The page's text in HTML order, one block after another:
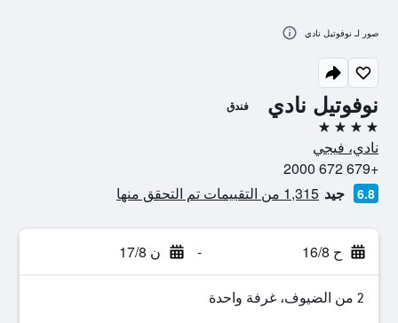
نوفوتيل نادي فندق
4 نجوم
نادي، فيجي
+679 672 2000
6.8 جيد 1,315 من التقييمات تم التحقق منها
ح 16/8 - ن 17/8
2 من الضيوف، غرفة واحدة
صور لـ نوفوتيل نادي